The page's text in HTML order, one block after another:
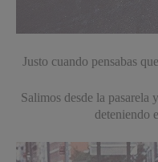
Justo cuando pensabas
Salimos desde la pasarela
deteniendo